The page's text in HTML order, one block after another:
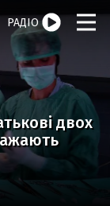
РАДІО
двох